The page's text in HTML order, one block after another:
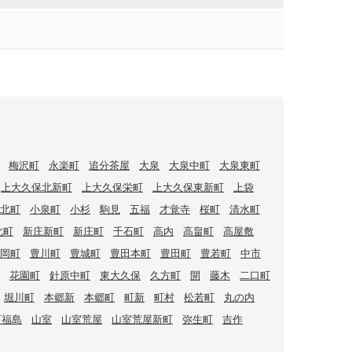
梅沢町 永楽町 追分茶屋 大泉 大泉中町
大泉東町
上大久保北新町
上大久保栄町 上大久保東新町
上袋
町
小泉町 小杉 駒見 五福 才覚寺 桜町
清水町
町
新庄新町 新庄町 千石町 高内 高畠町
高屋敷
町
豊川町 豊城町 豊田本町 豊田町 豊若町
中市
花園町
針原中町 東大久保 久方町 開 藤木
二口町
堀川町
本郷新 本郷町 町新 町村 松若町
丸の内
島
山室 山室荒屋 山室荒屋新町 弥生町 吉作